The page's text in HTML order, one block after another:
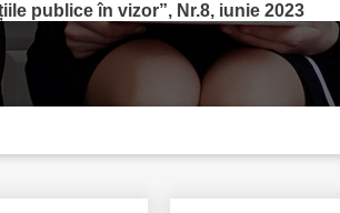
publice în vizor”, Nr.8, iunie 2023